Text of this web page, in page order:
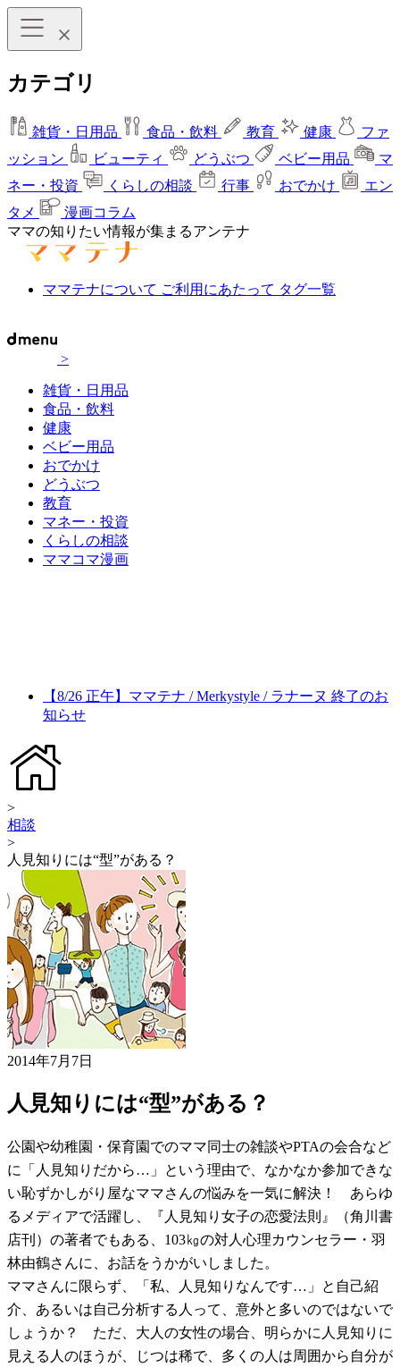
カテゴリ
雑貨・日用品 食品・飲料 教育 健康
ファ
ッション
ビューティ どうぶつ ベビー用品
マ
ネー・投資
くらしの相談 行事 おでかけ
エン
タメ
漫画コラム
ママの知りたい情報が集まるアンテナ
ママテナについて ご利用にあたって タグ一覧
>
雑貨・日用品
食品・飲料
健康
ベビー用品
おでかけ
どうぶつ
教育
マネー・投資
くらしの相談
ママコマ漫画
【8/26 正午】ママテナ / Merkystyle / ラナーヌ 終了のお
知らせ
>
相談
>
人見知りには“型”がある？
2014年7月7日
人見知りには“型”がある？
公園や幼稚園・保育園でのママ同士の雑談やPTAの会合など
に「人見知りだから…」という理由で、なかなか参加できな
い恥ずかしがり屋なママさんの悩みを一気に解決！ あらゆ
るメディアで活躍し、『人見知り女子の恋愛法則』（角川書
店刊）の著者でもある、103㎏の対人心理カウンセラー・羽
林由鶴さんに、お話をうかがいしました。
ママさんに限らず、「私、人見知りなんです…」と自己紹
介、あるいは自己分析する人って、意外と多いのではないで
しょうか？ ただ、大人の女性の場合、明らかに人見知りに
見える人のほうが、じつは稀で、多くの人は周囲から自分が